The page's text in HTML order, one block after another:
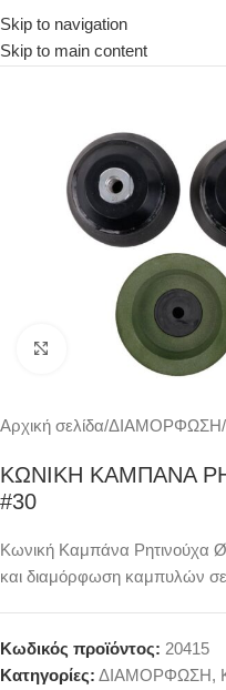
Skip to navigation
Skip to main content
Κάντε κλικ για
Αρχική σελίδα ΔΙΑΜΟΡΦΩΣΗ
ΚΩΝΙΚΗ ΚΑΜΠΑΝΑ
#30
Κωνική Καμπάνα Ρητινούχα
και διαμόρφωση καμπυλών
Κωδικός προϊόντος: 20415
Κατηγορίες: ΔΙΑΜΟΡΦΩΣΗ,